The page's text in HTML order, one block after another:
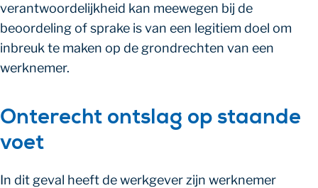
verantwoordelijkheid kan meewegen bij de
beoordeling of sprake is van een legitiem doel om
inbreuk te maken op de grondrechten van een
werknemer.
Onterecht ontslag op staande
voet
In dit geval heeft de werkgever zijn werknemer